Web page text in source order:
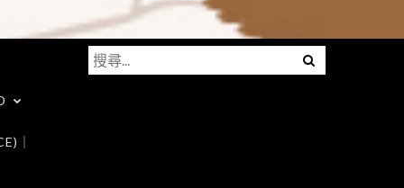
｜
Menu
搜
尋